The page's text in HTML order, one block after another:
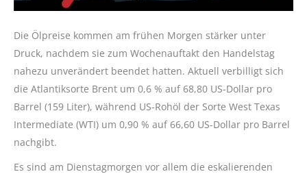
Die Ölpreise kommen am frühen Morgen stärker unter
Druck, nachdem sie zum Wochenauftakt den Handelstag
nahezu unverändert beendet hatten. Aktuell verbilligt sich
die Atlantiksorte Brent um 0,6 % auf 68,80 US-Dollar pro
Barrel (159 Liter), während US-Rohöl der Sorte West Texas
Intermediate (WTI) um 0,90 % auf 66,60 US-Dollar pro Barrel
nachgibt.
Es sind am Dienstagmorgen vor allem die eskalierenden